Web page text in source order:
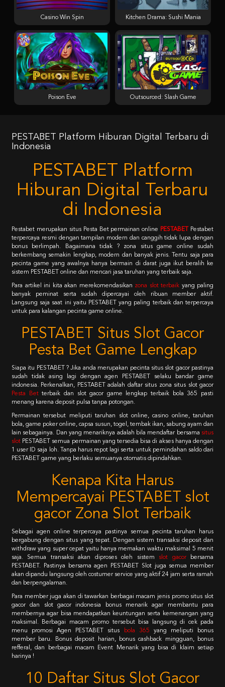
Casino Win Spin
Poison Eve Outsourced: Slash Game
Kitchen Drama: Sushi Mania
PESTABET Platform Hiburan Digital Terbaru di
Indonesia
PESTABET Platform
Hiburan Digital Terbaru
di Indonesia
Pestabet merupakan situs Pesta Bet permainan online PESTABET
Pestabet
terpercaya resmi dengan tampilan modern dan canggih tidak lupa dengan
bonus berlimpah. Bagaimana tidak ? zona situs game online sudah
berkembang semakin lengkap, modern dan banyak jenis. Tentu saja para
pecinta game yang awalnya hanya bermain di darat juga ikut beralih ke
sistem PESTABET online dan mencari jasa taruhan yang terbaik saja.
Para artikel ini kita akan merekomendasikan zona slot terbaik yang paling
banyak peminat serta sudah dipercayai oleh ribuan member aktif.
Langsung saja saat ini yaitu PESTABET yang paling terbaik dan terpercaya
untuk para kalangan pecinta game online.
PESTABET Situs Slot Gacor
Pesta Bet Game Lengkap
Siapa itu PESTABET ? Jika anda merupakan pecinta situs slot gacor pastinya
sudah tidak asing lagi dengan agen PESTABET selaku bandar game
indonesia. Perkenalkan, PESTABET adalah daftar situs zona situs slot gacor
Pesta Bet terbaik dan slot gacor game lengkap terbaik bola 365 pasti
menang karena deposit pulsa tanpa potongan.
Permainan tersebut meliputi taruhan slot online, casino online, taruhan
bola, game poker online, capsa susun, togel, tembak ikan, sabung ayam dan
lain sebagainya. Dan yang menariknya adalah bila mendaftar bersama situs
slot PESTABET semua permainan yang tersedia bisa di akses hanya dengan
1 user ID saja loh. Tanpa harus repot lagi serta untuk pemindahan saldo dari
PESTABET game yang berlaku semuanya otomatis dipindahkan.
Kenapa Kita Harus
Mempercayai PESTABET slot
gacor Zona Slot Terbaik
Sebagai agen online terpercaya pastinya semua pecinta taruhan harus
bergabung dengan situs yang tepat. Dengan sistem transaksi deposit dan
withdraw yang super cepat yaitu hanya memakan waktu maksimal 5 menit
saja. Semua transaksi akan diproses oleh sistem
slot gacor
bersama
PESTABET. Pastinya bersama agen PESTABET Slot juga semua member
akan dipandu langsung oleh costumer service yang aktif 24 jam serta ramah
dan berpengalaman.
Para member juga akan di tawarkan berbagai macam jenis promo situs slot
gacor dan slot gacor indonesia bonus menarik agar membantu para
membernya agar bisa mendapatkan keuntungan serta kemenangan yang
maksimal. Berbagai macam promo tersebut bisa langsung di cek pada
menu promosi Agen PESTABET situs
bola 365
yang meliputi bonus
member baru. Bonus deposit harian, bonus cashback mingguan, bonus
refferal, dan berbagai macam Event Menarik yang bisa di klaim setiap
harinya !
10 Daftar Situs Slot Gacor